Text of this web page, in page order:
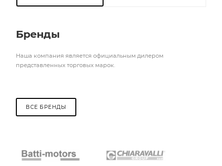
Бренды
Наша компания является официальным дилером
представленных торговых марок.
ВСЕ БРЕНДЫ